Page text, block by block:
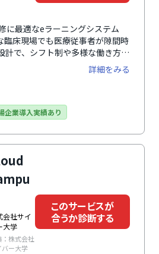
に最適なeラーニングシステム
臨床現場でも医療従事者が隙間時
計で、シフト制や多様な働き方に
ったりの学習環境を提供します。
はもちろん、受講状況の確認や評
医療現場で求められる継続的な
詳細をみる
企業導入実績あり
会社サイ
大学
：株式会社
バー大学
このサービスが
合うか診断する